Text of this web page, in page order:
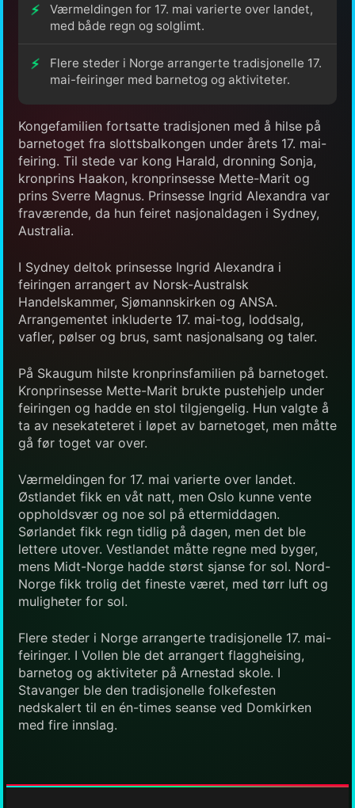
Værmeldingen for 17. mai varierte over landet,
med både regn og solglimt.
Flere steder i Norge arrangerte tradisjonelle 17.
mai-feiringer med barnetog og aktiviteter.
Kongefamilien fortsatte tradisjonen med å hilse på
barnetoget fra slottsbalkongen under årets 17. mai-
feiring. Til stede var kong Harald, dronning Sonja,
kronprins Haakon, kronprinsesse Mette-Marit og
prins Sverre Magnus. Prinsesse Ingrid Alexandra var
fraværende, da hun feiret nasjonaldagen i Sydney,
Australia.
I Sydney deltok prinsesse Ingrid Alexandra i
feiringen arrangert av Norsk-Australsk
Handelskammer, Sjømannskirken og ANSA.
Arrangementet inkluderte 17. mai-tog, loddsalg,
vafler, pølser og brus, samt nasjonalsang og taler.
På Skaugum hilste kronprinsfamilien på barnetoget.
Kronprinsesse Mette-Marit brukte pustehjelp under
feiringen og hadde en stol tilgjengelig. Hun valgte å
ta av nesekateteret i løpet av barnetoget, men måtte
gå før toget var over.
Værmeldingen for 17. mai varierte over landet.
Østlandet fikk en våt natt, men Oslo kunne vente
oppholdsvær og noe sol på ettermiddagen.
Sørlandet fikk regn tidlig på dagen, men det ble
lettere utover. Vestlandet måtte regne med byger,
mens Midt-Norge hadde størst sjanse for sol. Nord-
Norge fikk trolig det fineste været, med tørr luft og
muligheter for sol.
Flere steder i Norge arrangerte tradisjonelle 17. mai-
feiringer. I Vollen ble det arrangert flaggheising,
barnetog og aktiviteter på Arnestad skole. I
Stavanger ble den tradisjonelle folkefesten
nedskalert til en én-times seanse ved Domkirken
med fire innslag.